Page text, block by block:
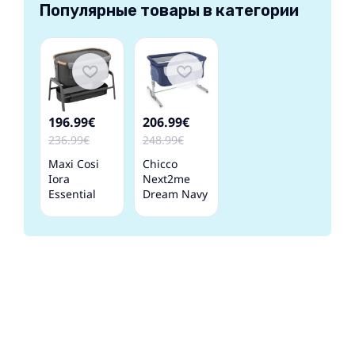
Популярные товары в категории
196.99€
236.99€
Maxi Cosi
Iora
Essential
Кроватка-
206.99€
248.99€
Chicco
Next2me
Dream Navy
колыбель